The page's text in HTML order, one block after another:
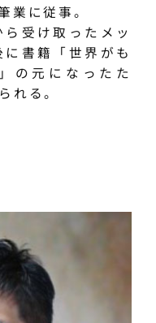
業に従事。
受け取ったメッ
書籍「世界がも
の元になったた
れる。